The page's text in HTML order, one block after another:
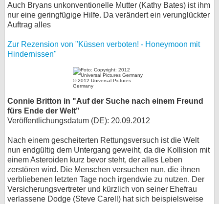
Auch Bryans unkonventionelle Mutter (Kathy Bates) ist ihm
nur eine geringfügige Hilfe. Da verändert ein verunglückter
Auftrag alles
Zur Rezension von "Küssen verboten! - Honeymoon mit
Hindernissen"
© 2012 Universal Pictures
Germany
Connie Britton in "Auf der Suche nach einem Freund
fürs Ende der Welt"
Veröffentlichungsdatum (DE): 20.09.2012
Nach einem gescheiterten Rettungsversuch ist die Welt
nun endgültig dem Untergang geweiht, da die Kollision mit
einem Asteroiden kurz bevor steht, der alles Leben
zerstören wird. Die Menschen versuchen nun, die ihnen
verbliebenen letzten Tage noch irgendwie zu nutzen. Der
Versicherungsvertreter und kürzlich von seiner Ehefrau
verlassene Dodge (Steve Carell) hat sich beispielsweise